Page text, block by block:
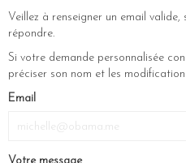
sophistication.
Veillez à renseigner un email
répondre.
Si votre demande personnalisée
préciser son nom et les
Email